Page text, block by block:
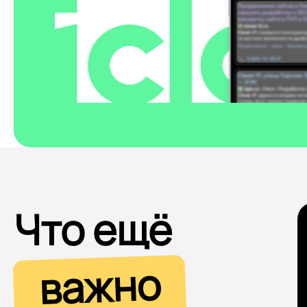
Что ещё
важно